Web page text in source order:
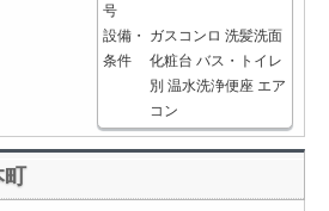
号
設備・
条件
ガスコンロ 洗髪洗面
化粧台 バス・トイレ
別 温水洗浄便座 エア
コン
町